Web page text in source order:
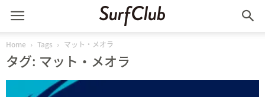
Home Tags マット・メオラ
タグ: マット・メオラ